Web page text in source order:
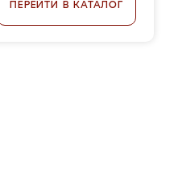
ПЕРЕЙТИ В КАТАЛОГ